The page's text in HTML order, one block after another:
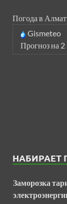
Погода в
Gismeteo
Прогноз на 2
НАБИРАЕТ
Заморозка